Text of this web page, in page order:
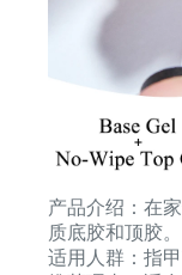
产品介绍：在
质底胶和顶胶。
适用人群：指